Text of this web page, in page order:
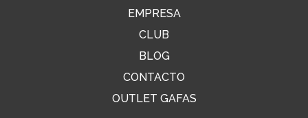
EMPRESA
CLUB
BLOG
CONTACTO
OUTLET GAFAS